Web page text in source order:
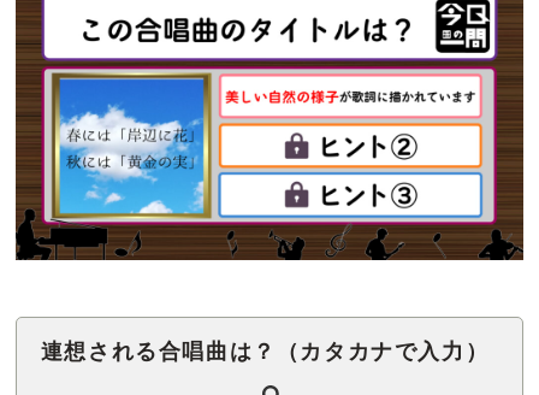
連想される合唱曲は？（カタカナで入力）